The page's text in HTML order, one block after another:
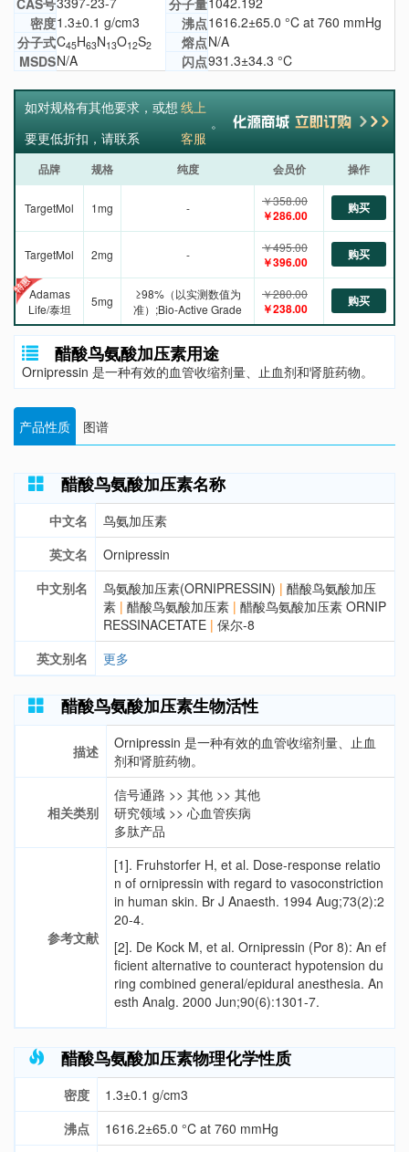
CAS号
分子量
密度1.3±0.1 g/cm3 沸点1616.2±65.0 °C at 760 mmHg
分子式C45H63N13O12S2 熔点N/A
MSDSN/A 闪点931.3±34.3 °C
如对规格有其他要求，或想
要更低折扣，请联系
线上
客服
。
品牌 规格 纯度 会员价 操作
TargetMol 1mg - ￥358.00
￥286.00 购买
TargetMol 2mg - ￥495.00
￥396.00 购买
Adamas
Life/泰坦
5mg
≥98%（以实测数值为
准）;Bio-Active Grade
￥280.00
￥238.00 购买
醋酸鸟氨酸加压素用途
Ornipressin 是一种有效的血管收缩剂量、止血剂和肾脏药物。
产品性质 图谱
醋酸鸟氨酸加压素名称
中文名
鸟氨加压素
英文名
Ornipressin
中文别名
鸟氨酸加压素(ORNIPRESSIN) | 醋酸鸟氨酸加压
素 | 醋酸鸟氨酸加压素 | 醋酸鸟氨酸加压素 ORNIP
RESSINACETATE | 保尔-8
英文别名
更多
醋酸鸟氨酸加压素生物活性
描述
Ornipressin 是一种有效的血管收缩剂量、止血
剂和肾脏药物。
相关类别
信号通路 >> 其他 >> 其他
研究领域 >> 心血管疾病
多肽产品
参考文献
[1]. Fruhstorfer H, et al. Dose-response relatio
n of ornipressin with regard to vasoconstriction
in human skin. Br J Anaesth. 1994 Aug;73(2):2
20-4.
[2]. De Kock M, et al. Ornipressin (Por 8): An ef
ficient alternative to counteract hypotension du
ring combined general/epidural anesthesia. An
esth Analg. 2000 Jun;90(6):1301-7.
醋酸鸟氨酸加压素物理化学性质
密度
1.3±0.1 g/cm3
沸点
1616.2±65.0 °C at 760 mmHg